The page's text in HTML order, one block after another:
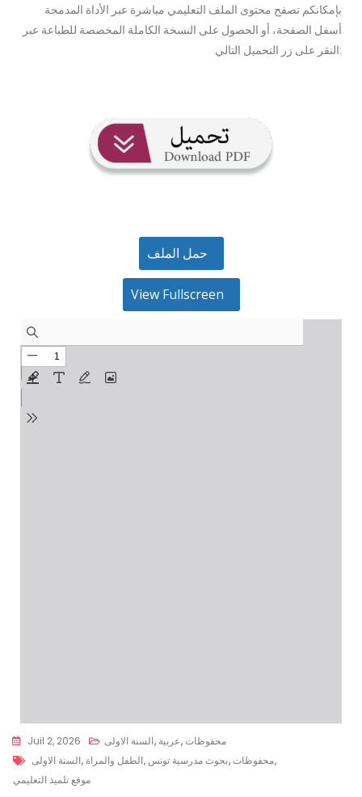
بإمكانكم تصفح محتوى الملف التعليمي مباشرة عبر الأداة المدمجة
أسفل الصفحة، أو الحصول على النسخة الكاملة المخصصة للطباعة عبر
النقر على زر التحميل التالي:
حمل الملف
View Fullscreen
Juil 2, 2026 السنة الاولى, عربية,محفوظات
السنة الاولى, الطفل والمراة, بحوث مدرسية تونس,محفوظات,
موقع تلميذ التعليمي